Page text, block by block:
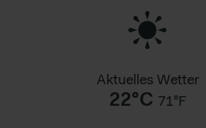
Aktuelles Wetter
22°C 71°F